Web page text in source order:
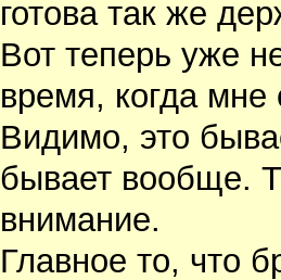
готова так же
Вот теперь уже
время, когда мне
Видимо, это
бывает вообще.
внимание.
Главное то, что